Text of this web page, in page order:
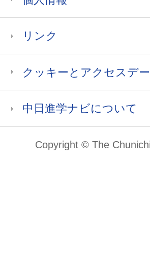
リンク
クッキーとアクセスデ
中日進学ナビについて
Copyright © The